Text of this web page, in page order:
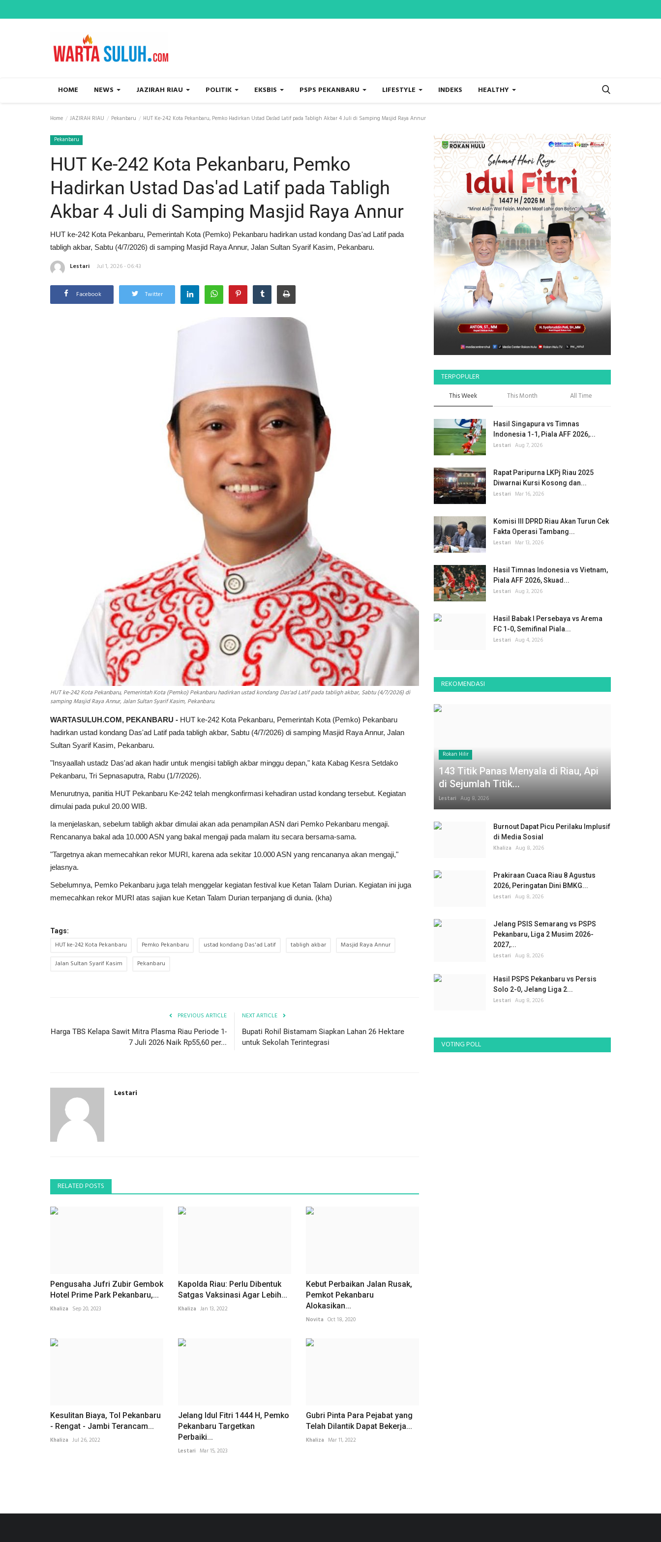
HOME NEWS JAZIRAH RIAU POLITIK EKSBIS PSPS PEKANBARU LIFESTYLE INDEKS HEALTHY
Home JAZIRAH RIAU Pekanbaru HUT Ke-242 Kota Pekanbaru, Pemko Hadirkan Ustad Das'ad Latif pada Tabligh Akbar 4 Juli di Samping Masjid Raya Annur
Pekanbaru
HUT Ke-242 Kota Pekanbaru, Pemko
Hadirkan Ustad Das'ad Latif pada Tabligh
Akbar 4 Juli di Samping Masjid Raya Annur
HUT ke-242 Kota Pekanbaru, Pemerintah Kota (Pemko) Pekanbaru hadirkan ustad kondang Das'ad Latif pada
tabligh akbar, Sabtu (4/7/2026) di samping Masjid Raya Annur, Jalan Sultan Syarif Kasim, Pekanbaru.
Lestari Jul 1, 2026 - 06:43
Facebook Twitter
HUT ke-242 Kota Pekanbaru, Pemerintah Kota (Pemko) Pekanbaru hadirkan ustad kondang Das'ad Latif pada tabligh akbar, Sabtu (4/7/2026) di
samping Masjid Raya Annur, Jalan Sultan Syarif Kasim, Pekanbaru.
WARTASULUH.COM, PEKANBARU - HUT ke-242 Kota Pekanbaru, Pemerintah Kota (Pemko) Pekanbaru
hadirkan ustad kondang Das'ad Latif pada tabligh akbar, Sabtu (4/7/2026) di samping Masjid Raya Annur, Jalan
Sultan Syarif Kasim, Pekanbaru.
"Insyaallah ustadz Das'ad akan hadir untuk mengisi tabligh akbar minggu depan," kata Kabag Kesra Setdako
Pekanbaru, Tri Sepnasaputra, Rabu (1/7/2026).
Menurutnya, panitia HUT Pekanbaru Ke-242 telah mengkonfirmasi kehadiran ustad kondang tersebut. Kegiatan
dimulai pada pukul 20.00 WIB.
Ia menjelaskan, sebelum tabligh akbar dimulai akan ada penampilan ASN dari Pemko Pekanbaru mengaji.
Rencananya bakal ada 10.000 ASN yang bakal mengaji pada malam itu secara bersama-sama.
"Targetnya akan memecahkan rekor MURI, karena ada sekitar 10.000 ASN yang rencananya akan mengaji,"
jelasnya.
Sebelumnya, Pemko Pekanbaru juga telah menggelar kegiatan festival kue Ketan Talam Durian. Kegiatan ini juga
memecahkan rekor MURI atas sajian kue Ketan Talam Durian terpanjang di dunia. (kha)
Tags:
HUT ke-242 Kota Pekanbaru Pemko Pekanbaru ustad kondang Das'ad Latif tabligh akbar
Masjid Raya Annur
Jalan Sultan Syarif Kasim
Pekanbaru
PREVIOUS ARTICLE
Harga TBS Kelapa Sawit Mitra Plasma Riau Periode 1-
7 Juli 2026 Naik Rp55,60 per...
NEXT ARTICLE
Bupati Rohil Bistamam Siapkan Lahan 26 Hektare
untuk Sekolah Terintegrasi
Lestari
RELATED POSTS
Pengusaha Jufri Zubir Gembok
Hotel Prime Park Pekanbaru,...
Khaliza Sep 20, 2023
Kapolda Riau: Perlu Dibentuk
Satgas Vaksinasi Agar Lebih...
Khaliza Jan 13, 2022
Kebut Perbaikan Jalan Rusak,
Pemkot Pekanbaru
Alokasikan...
Novita Oct 18, 2020
Kesulitan Biaya, Tol Pekanbaru
- Rengat - Jambi Terancam...
Khaliza Jul 26, 2022
Jelang Idul Fitri 1444 H, Pemko
Pekanbaru Targetkan
Perbaiki...
Lestari Mar 15, 2023
Gubri Pinta Para Pejabat yang
Telah Dilantik Dapat Bekerja...
Khaliza Mar 11, 2022
TERPOPULER
This Week This Month All Time
Hasil Singapura vs Timnas
Indonesia 1-1, Piala AFF 2026,...
Lestari Aug 7, 2026
Rapat Paripurna LKPj Riau 2025
Diwarnai Kursi Kosong dan...
Lestari Mar 16, 2026
Komisi III DPRD Riau Akan Turun Cek
Fakta Operasi Tambang...
Lestari Mar 13, 2026
Hasil Timnas Indonesia vs Vietnam,
Piala AFF 2026, Skuad...
Lestari Aug 3, 2026
Hasil Babak I Persebaya vs Arema
FC 1-0, Semifinal Piala...
Lestari Aug 4, 2026
REKOMENDASI
Rokan Hilir
143 Titik Panas Menyala di Riau, Api
di Sejumlah Titik...
Lestari Aug 8, 2026
Burnout Dapat Picu Perilaku Implusif
di Media Sosial
Khaliza Aug 8, 2026
Prakiraan Cuaca Riau 8 Agustus
2026, Peringatan Dini BMKG...
Lestari Aug 8, 2026
Jelang PSIS Semarang vs PSPS
Pekanbaru, Liga 2 Musim 2026-
2027,...
Lestari Aug 8, 2026
Hasil PSPS Pekanbaru vs Persis
Solo 2-0, Jelang Liga 2...
Lestari Aug 8, 2026
VOTING POLL